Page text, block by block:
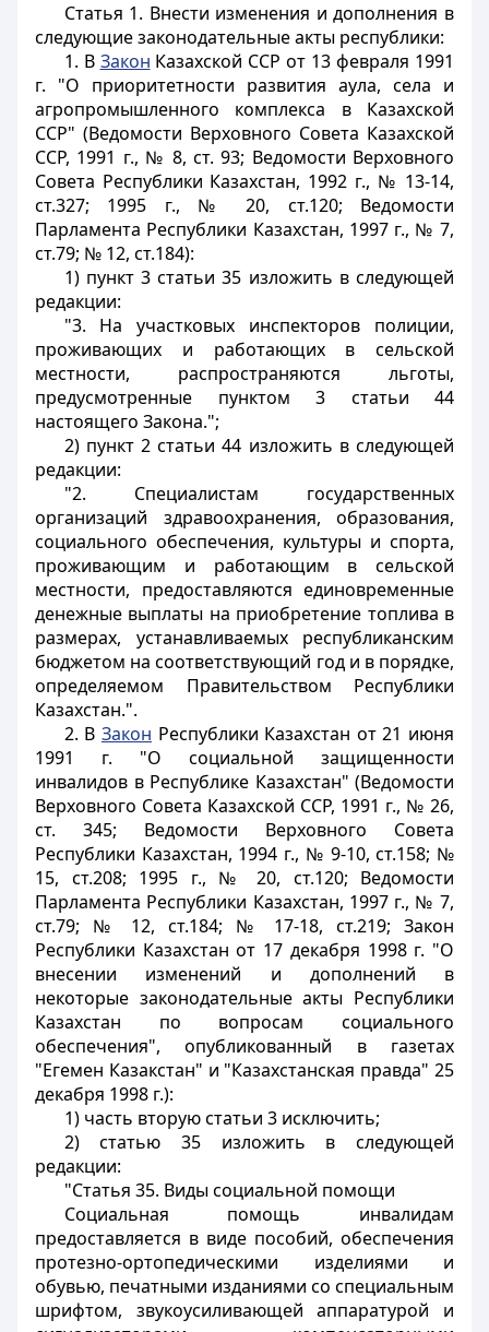
Статья 1. Внести изменения и дополнения в
следующие законодательные акты республики:
1. В Закон Казахской ССР от 13 февраля 1991
г. "О приоритетности развития аула, села и
агропромышленного комплекса в Казахской
ССР" (Ведомости Верховного Совета Казахской
ССР, 1991 г., № 8, ст. 93; Ведомости Верховного
Совета Республики Казахстан, 1992 г., № 13-14,
ст.327; 1995 г., № 20, ст.120; Ведомости
Парламента Республики Казахстан, 1997 г., № 7,
ст.79; № 12, ст.184):
1) пункт 3 статьи 35 изложить в следующей
редакции:
"3. На участковых инспекторов полиции,
проживающих и работающих в сельской
местности, распространяются льготы,
предусмотренные пунктом 3 статьи 44
настоящего Закона.";
2) пункт 2 статьи 44 изложить в следующей
редакции:
"2. Специалистам государственных
организаций здравоохранения, образования,
социального обеспечения, культуры и спорта,
проживающим и работающим в сельской
местности, предоставляются единовременные
денежные выплаты на приобретение топлива в
размерах, устанавливаемых республиканским
бюджетом на соответствующий год и в порядке,
определяемом Правительством Республики
Казахстан.".
2. В Закон Республики Казахстан от 21 июня
1991 г. "О социальной защищенности
инвалидов в Республике Казахстан" (Ведомости
Верховного Совета Казахской ССР, 1991 г., № 26,
ст. 345; Ведомости Верховного Совета
Республики Казахстан, 1994 г., № 9-10, ст.158; №
15, ст.208; 1995 г., № 20, ст.120; Ведомости
Парламента Республики Казахстан, 1997 г., № 7,
ст.79; № 12, ст.184; № 17-18, ст.219; Закон
Республики Казахстан от 17 декабря 1998 г. "О
внесении изменений и дополнений в
некоторые законодательные акты Республики
Казахстан по вопросам социального
обеспечения", опубликованный в газетах
"Егемен Казакстан" и "Казахстанская правда" 25
декабря 1998 г.):
1) часть вторую статьи 3 исключить;
2) статью 35 изложить в следующей
редакции:
"Статья 35. Виды социальной помощи
Социальная помощь инвалидам
предоставляется в виде пособий, обеспечения
протезно-ортопедическими изделиями и
обувью, печатными изданиями со специальным
шрифтом, звукоусиливающей аппаратурой и